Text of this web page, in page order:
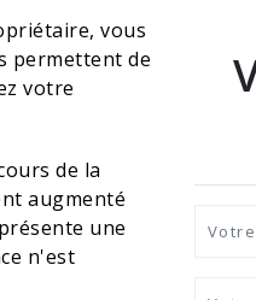
vous
permettent de
votre
de la
augmenté
une
n'est